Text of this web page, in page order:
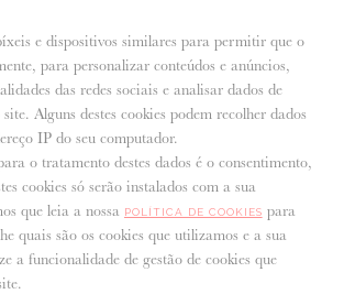
e dispositivos similares para permitir que o
para personalizar conteúdos e anúncios,
das redes sociais e analisar dados de
Alguns destes cookies podem recolher dados
IP do seu computador.
o tratamento destes dados é o consentimento,
cookies só serão instalados com a sua
que leia a nossa
POLÍTICA DE COOKIES para
quais são os cookies que utilizamos e a sua
a funcionalidade de gestão de cookies que